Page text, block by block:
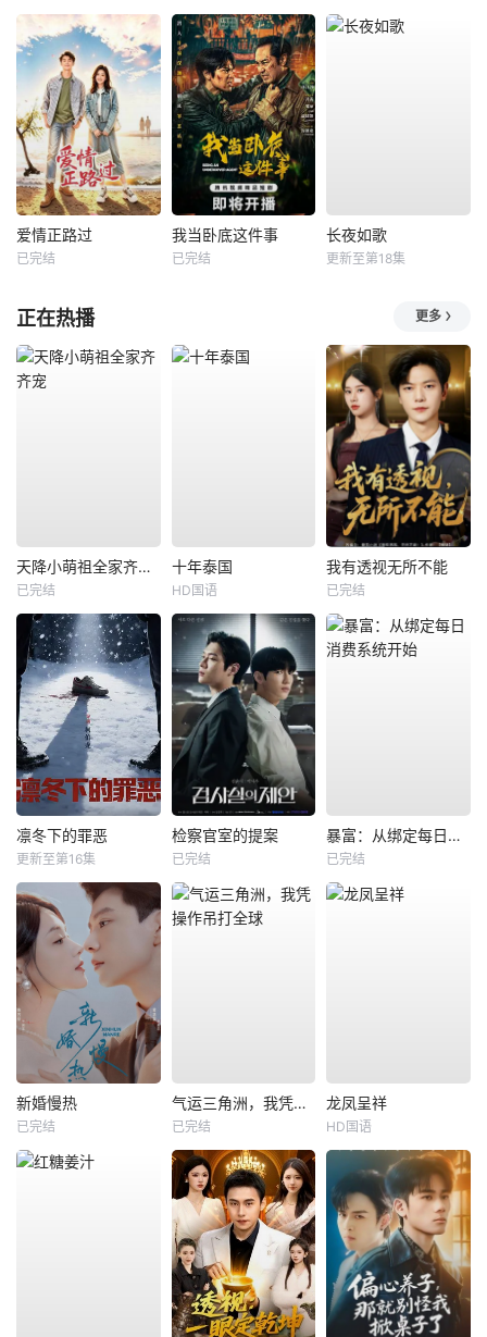
爱情正路过
已完结
我当卧底这件事
已完结
长夜如歌
更新至第18集
正在热播 更多
天降小萌祖全家齐齐宠
已完结
十年泰国
HD国语
我有透视无所不能
已完结
凛冬下的罪恶
更新至第16集
检察官室的提案
已完结
暴富：从绑定每日消费系统开始
已完结
新婚慢热
已完结
气运三角洲，我凭操作吊打全球
已完结
龙凤呈祥
HD国语